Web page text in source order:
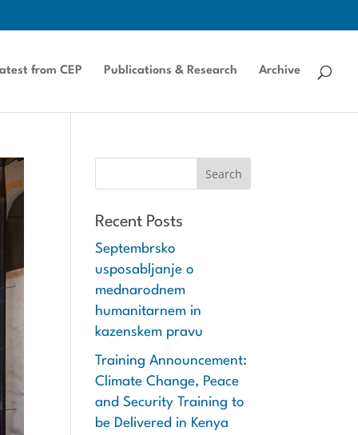
from CEP Publications & Research Archive
Recent Posts
Septembrsko
usposabljanje o
mednarodnem
humanitarnem in
kazenskem pravu
Training Announcement:
Climate Change, Peace
and Security Training to
be Delivered in Kenya